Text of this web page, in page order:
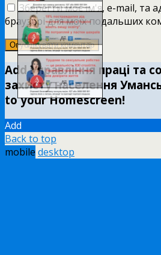
Зберегти моє ім'я, e-mail, та
браузері для моїх подальших
Add Управління праці та
захисту населення
to your Homescreen!
Add
Back to top
mobile desktop